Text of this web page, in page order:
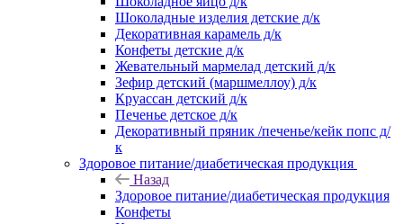
Шоколадные изделия детские д/к
Декоративная карамель д/к
Конфеты детские д/к
Жевательный мармелад детский д/к
Зефир детский (маршмеллоу) д/к
Круассан детский д/к
Печенье детское д/к
Декоративный пряник /печенье/кейк попс д/
к
Здоровое питание/диабетическая продукция
Назад
Здоровое питание/диабетическая продукция
Конфеты